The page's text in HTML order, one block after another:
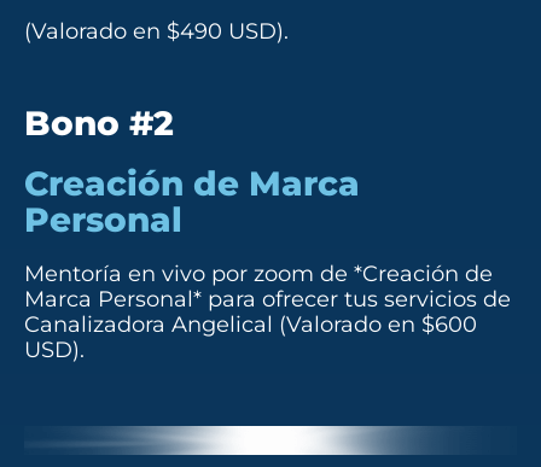
(Valorado en $490 USD).
Bono #2
Creación de Marca
Personal
Mentoría en vivo por zoom de *Creación de
Marca Personal* para ofrecer tus servicios de
Canalizadora Angelical (Valorado en $600
USD).